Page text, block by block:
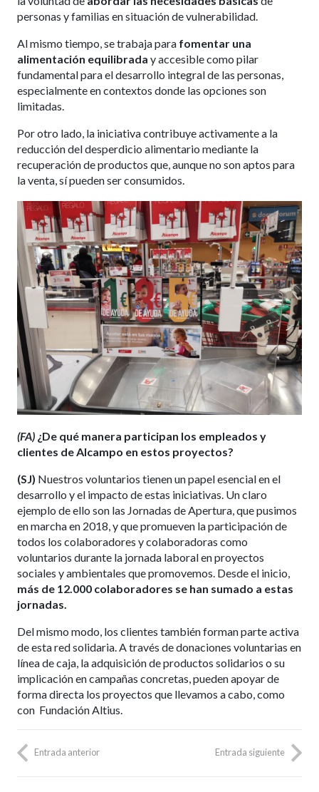
personas y familias en situación de vulnerabilidad.
Al mismo tiempo, se trabaja para fomentar una
alimentación equilibrada y accesible como pilar
fundamental para el desarrollo integral de las personas,
especialmente en contextos donde las opciones son
limitadas.
Por otro lado, la iniciativa contribuye activamente a la
reducción del desperdicio alimentario mediante la
recuperación de productos que, aunque no son aptos para
la venta, sí pueden ser consumidos.
(FA) ¿De qué manera participan los empleados y
clientes de Alcampo en estos proyectos?
(SJ) Nuestros voluntarios tienen un papel esencial en el
desarrollo y el impacto de estas iniciativas. Un claro
ejemplo de ello son las Jornadas de Apertura, que pusimos
en marcha en 2018, y que promueven la participación de
todos los colaboradores y colaboradoras como
voluntarios durante la jornada laboral en proyectos
sociales y ambientales que promovemos. Desde el inicio,
más de 12.000 colaboradores se han sumado a estas
jornadas.
Del mismo modo, los clientes también forman parte activa
de esta red solidaria. A través de donaciones voluntarias en
línea de caja, la adquisición de productos solidarios o su
implicación en campañas concretas, pueden apoyar de
forma directa los proyectos que llevamos a cabo, como
con Fundación Altius.
Entrada anterior Entrada siguiente